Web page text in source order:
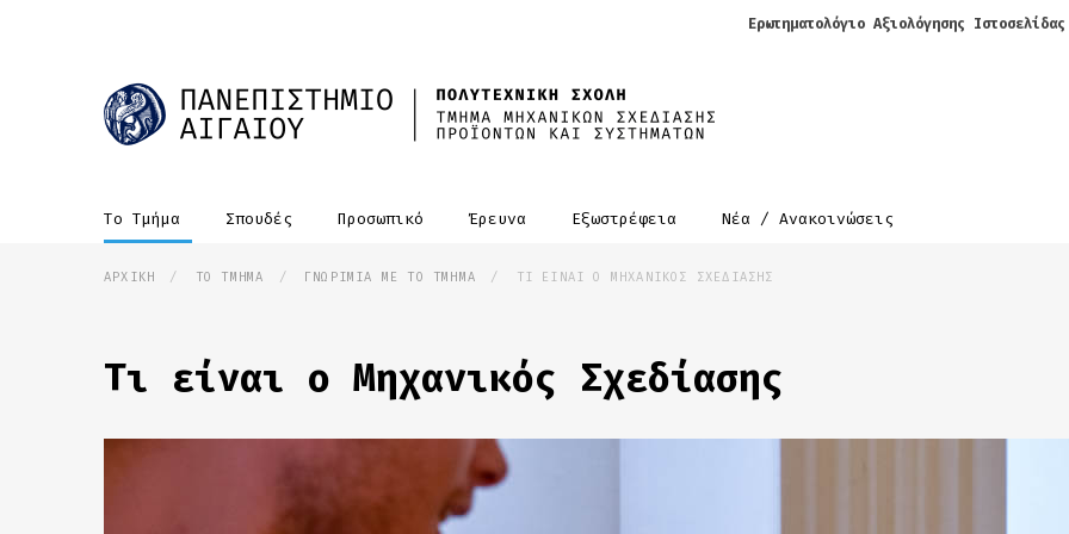
Ερωτηματολόγιο Αξιολόγησης
MAIN
NAVIGATION
Το Τμήμα Σπουδές Προσωπικό Έρευνα Εξωστρέφεια Νέα / Ανακοινώσεις
ΑΡΧΙΚΗ / ΤΟ ΤΜΗΜΑ / ΓΝΩΡΙΜΙΑ ΜΕ ΤΟ ΤΜΗΜΑ / ΤΙ ΕΙΝΑΙ Ο ΜΗΧΑΝΙΚΟΣ ΣΧΕΔΙΑΣΗΣ
Τι είναι ο Μηχανικός Σχεδίασης